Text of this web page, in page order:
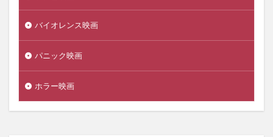
バイオレンス映画
パニック映画
ホラー映画